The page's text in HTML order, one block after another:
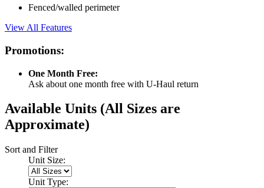
Fenced/walled perimeter
View All Features
Promotions:
One Month Free:
Ask about one month free with U-Haul return
Available Units (All Sizes are
Approximate)
Sort and Filter
Unit Size:
Unit Type: